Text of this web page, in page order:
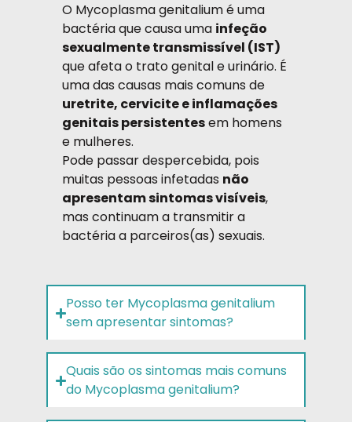
O Mycoplasma genitalium é uma
bactéria que causa uma infeção
sexualmente transmissível (IST)
que afeta o trato genital e urinário. É
uma das causas mais comuns de
uretrite, cervicite e inflamações
genitais persistentesem homens
e mulheres.
Pode passar despercebida, pois
muitas pessoas infetadas não
apresentam sintomas visíveis,
mas continuam a transmitir a
bactéria a parceiros(as) sexuais.
Posso ter Mycoplasma genitalium
sem apresentar sintomas?
Quais são os sintomas mais comuns
do Mycoplasma genitalium?